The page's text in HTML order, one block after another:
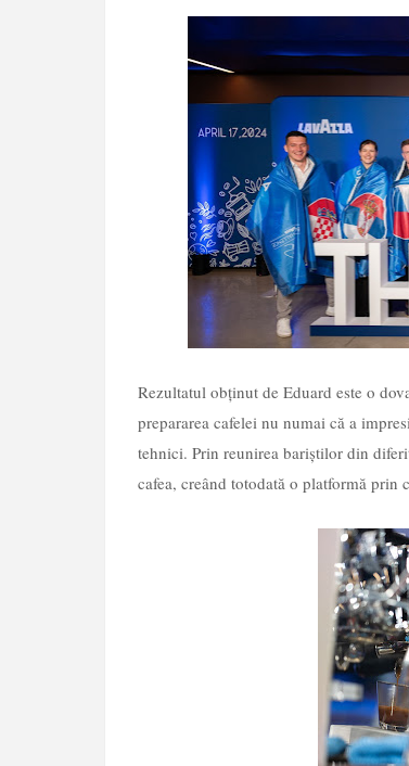
Rezultatul obținut de Eduard este o
prepararea cafelei nu numai că a
tehnici. Prin reunirea bariștilor din
cafea, creând totodată o platformă prin